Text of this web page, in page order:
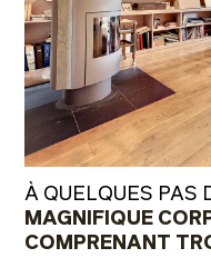
À QUELQUES PAS
MAGNIFIQUE
COMPRENANT